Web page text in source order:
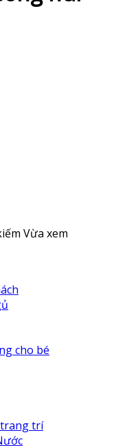
Vừa xem
cho bé
trí